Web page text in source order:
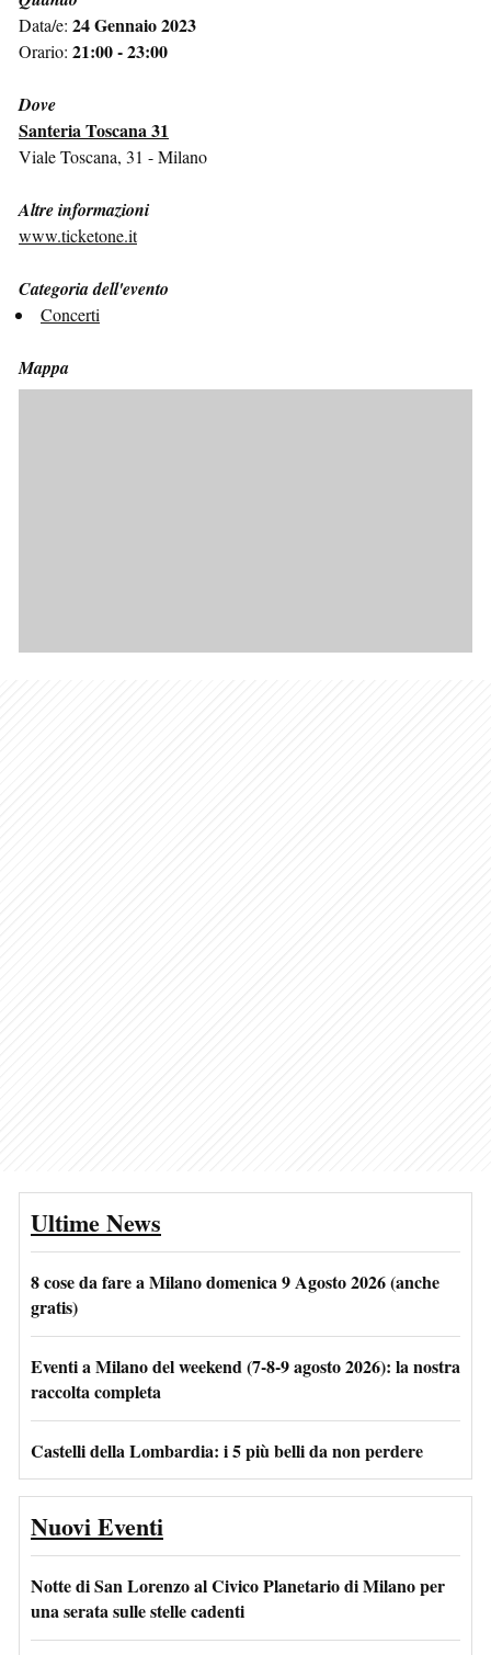
Data/e: 24 Gennaio 2023
Orario: 21:00 - 23:00
Dove
Santeria Toscana 31
Viale Toscana, 31 - Milano
Altre informazioni
www.ticketone.it
Categoria dell'evento
Concerti
Mappa
Ultime News
8 cose da fare a Milano domenica 9 Agosto 2026 (anche
gratis)
Eventi a Milano del weekend (7-8-9 agosto 2026): la nostra
raccolta completa
Castelli della Lombardia: i 5 più belli da non perdere
Nuovi Eventi
Notte di San Lorenzo al Civico Planetario di Milano per
una serata sulle stelle cadenti